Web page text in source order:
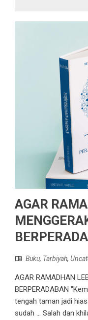
AGAR
Buku, Tarbiyah,
AGAR RAMADHAN
BERPERADABAN
tengah taman jadi
sudah ... Salah dan